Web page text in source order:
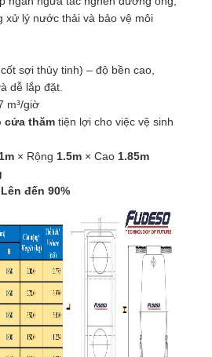
xử lý nước thải và bảo vệ môi
sợi thủy tinh) – độ bền cao,
dễ lắp đặt.
m³/giờ
cửa thăm tiện lợi cho việc vệ sinh
× Rộng 1.5m × Cao 1.85m
Lên đến 90%